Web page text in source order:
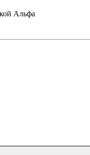
Альфа